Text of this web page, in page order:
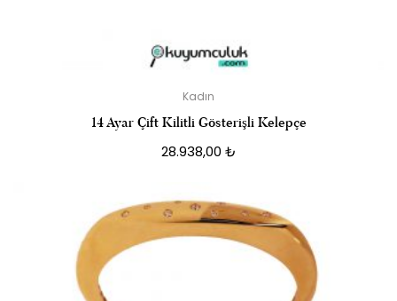
Kadın
14 Ayar Çift Kilitli Gösterişli Kelepçe
28.938,00 ₺